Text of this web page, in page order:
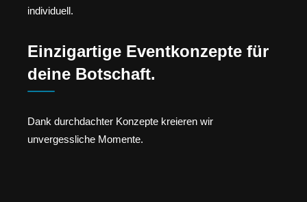
individuell.
Einzigartige Eventkonzepte für
deine Botschaft.
Dank durchdachter Konzepte kreieren wir
unvergessliche Momente.